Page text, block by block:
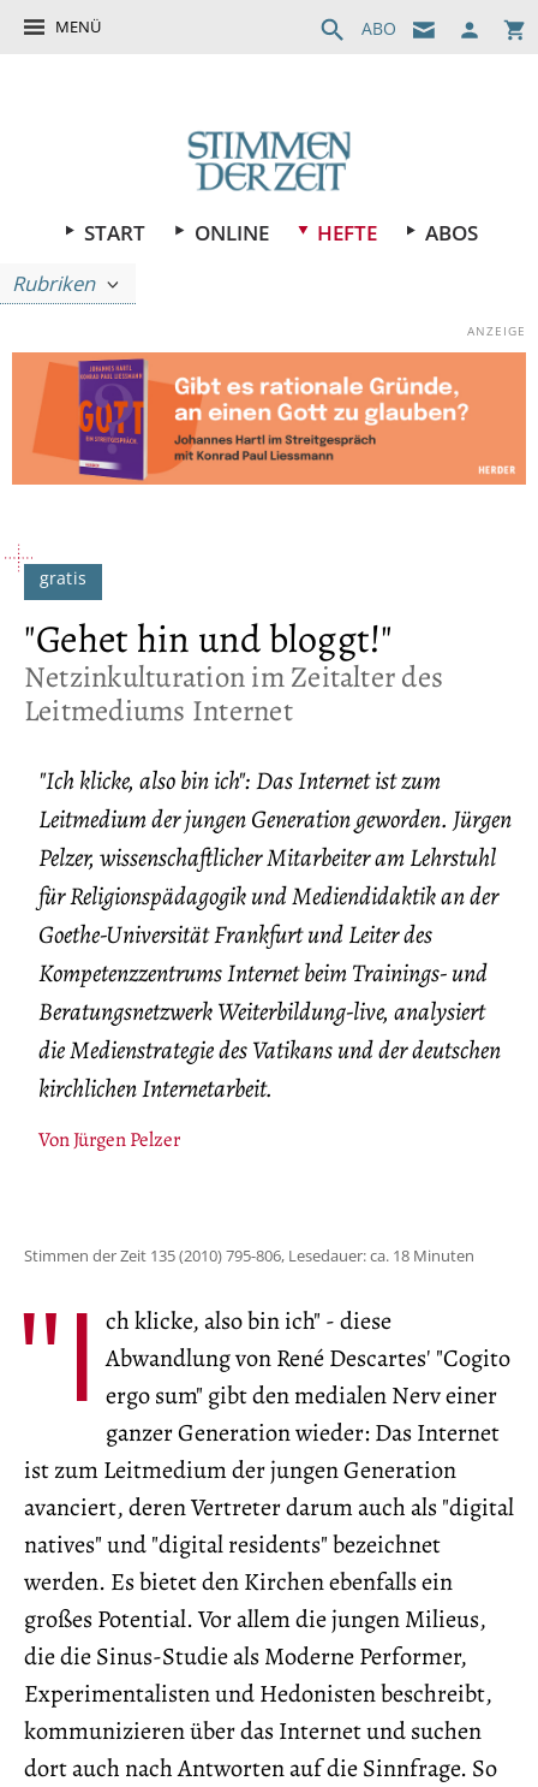
MENÜ ABO
START ONLINE HEFTE
ABOS
Rubriken
"Gehet hin und bloggt!"
:
Netzinkulturation im Zeitalter des
Leitmediums Internet
"Ich klicke, also bin ich": Das Internet ist zum
Leitmedium der jungen Generation geworden. Jürgen
Pelzer, wissenschaftlicher Mitarbeiter am Lehrstuhl
für Religionspädagogik und Mediendidaktik an der
Goethe-Universität Frankfurt und Leiter des
Kompetenzzentrums Internet beim Trainings- und
Beratungsnetzwerk Weiterbildung-live, analysiert
die Medienstrategie des Vatikans und der deutschen
kirchlichen Internetarbeit.
VonJürgen Pelzer
Stimmen der Zeit 135 (2010) 795-806, Lesedauer: ca. 18 Minuten
"I ch klicke, also bin ich" - diese
Abwandlung von René Descartes' "Cogito
ergo sum" gibt den medialen Nerv einer
ganzer Generation wieder: Das Internet
ist zum Leitmedium der jungen Generation
avanciert, deren Vertreter darum auch als "digital
natives" und "digital residents" bezeichnet
werden. Es bietet den Kirchen ebenfalls ein
großes Potential. Vor allem die jungen Milieus,
die die Sinus-Studie als Moderne Performer,
Experimentalisten und Hedonisten beschreibt,
kommunizieren über das Internet und suchen
dort auch nach Antworten auf die Sinnfrage. So